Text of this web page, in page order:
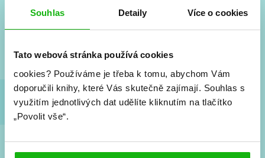
Souhlas Detaily Více o cookies
Tato webová stránka používá cookies
cookies? Používáme je třeba k tomu, abychom Vám
doporučili knihy, které Vás skutečně zajímají. Souhlas s
využitím jednotlivých dat udělíte kliknutím na tlačítko
„Povolit vše“.
Vše kolem #youngadult každý měsíc rovnou do mailu!
a seriálové adaptace a další.
Souhlasím spodmínkami zpracování osobních údajů